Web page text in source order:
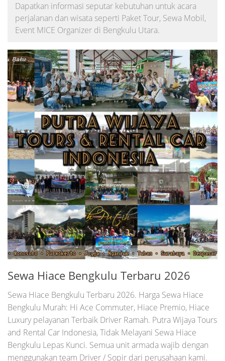
Dapatkan informasi seputar kebutuhan untuk acara
perjalanan dan wisata seperti Paket Tour, Sewa Mobil,
Event MICE Organizer di Bengkulu Utara.
Sewa Hiace Bengkulu Terbaru 2026
Sewa Hiace Bengkulu Terbaru 2026. Harga Sewa Hiace
Bengkulu Murah: Hi Ace Commuter, Hiace Premio, Hiace
Luxury pelayanan Terbaik Driver Ramah. Putra Wijaya Tours
and Rental Car Indonesia, Tidak Melayani Sewa Hiace
Bengkulu Lepas Kunci. Semua unit armada wajib dengan
menggunakan team Driver / Sopir dari perusahaan kami.